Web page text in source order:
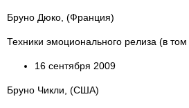
Бруно Дюко, (Франция)
Техники эмоционального релиза (в
16 сентября 2009
Бруно Чикли, (США)